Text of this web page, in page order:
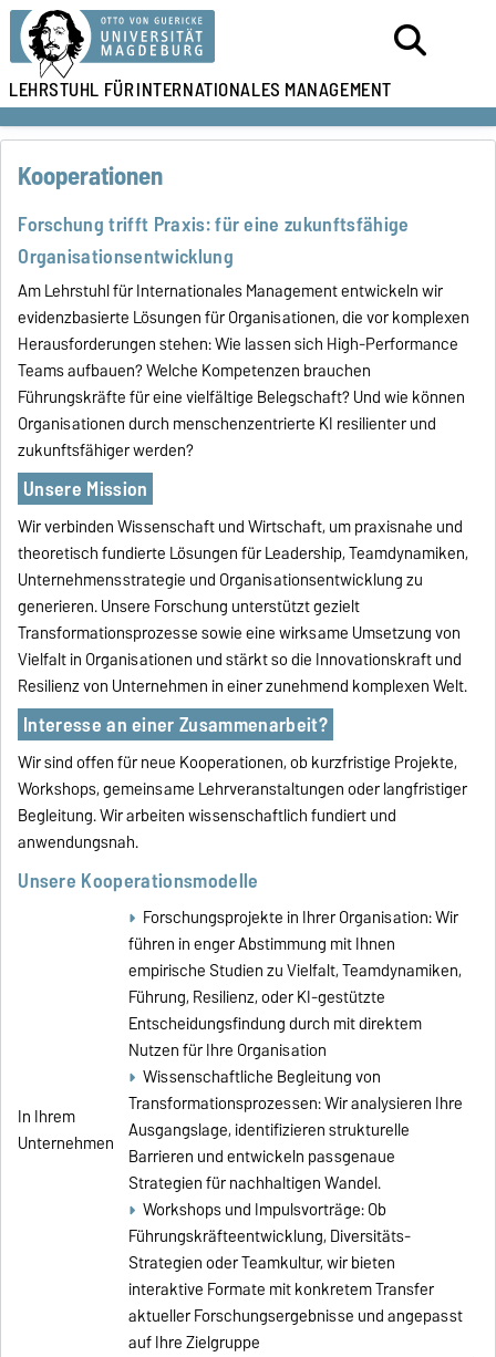
LEHRSTUHL FÜRINTERNATIONALES MANAGEMENT
Kooperationen
Forschung trifft Praxis: für eine zukunftsfähige
Organisationsentwicklung
Am Lehrstuhl für Internationales Management entwickeln wir
evidenzbasierte Lösungen für Organisationen, die vor komplexen
Herausforderungen stehen: Wie lassen sich High-Performance
Teams aufbauen? Welche Kompetenzen brauchen
Führungskräfte für eine vielfältige Belegschaft? Und wie können
Organisationen durch menschenzentrierte KI resilienter und
zukunftsfähiger werden?
Unsere Mission
Wir verbinden Wissenschaft und Wirtschaft, um praxisnahe und
theoretisch fundierte Lösungen für Leadership, Teamdynamiken,
Unternehmensstrategie und Organisationsentwicklung zu
generieren. Unsere Forschung unterstützt gezielt
Transformationsprozesse sowie eine wirksame Umsetzung von
Vielfalt in Organisationen und stärkt so die Innovationskraft und
Resilienz von Unternehmen in einer zunehmend komplexen Welt.
Interesse an einer Zusammenarbeit?
Wir sind offen für neue Kooperationen, ob kurzfristige Projekte,
Workshops, gemeinsame Lehrveranstaltungen oder langfristiger
Begleitung. Wir arbeiten wissenschaftlich fundiert und
anwendungsnah.
Unsere Kooperationsmodelle
In Ihrem
Unternehmen
Forschungsprojekte in Ihrer Organisation: Wir
führen in enger Abstimmung mit Ihnen
empirische Studien zu Vielfalt, Teamdynamiken,
Führung, Resilienz, oder KI-gestützte
Entscheidungsfindung durch mit direktem
Nutzen für Ihre Organisation
Wissenschaftliche Begleitung von
Transformationsprozessen: Wir analysieren Ihre
Ausgangslage, identifizieren strukturelle
Barrieren und entwickeln passgenaue
Strategien für nachhaltigen Wandel.
Workshops und Impulsvorträge: Ob
Führungskräfteentwicklung, Diversitäts-
Strategien oder Teamkultur, wir bieten
interaktive Formate mit konkretem Transfer
aktueller Forschungsergebnisse und angepasst
auf Ihre Zielgruppe